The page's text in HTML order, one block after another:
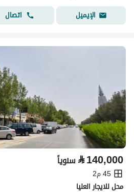
الإيميل
اتصال
⃁140,000 سنوياً
45 م2
محل للايجار العليا